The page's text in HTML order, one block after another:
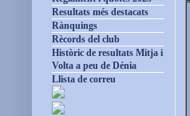
Resultats més destacats
Rànquings
Rècords del club
Històric de resultats Mitja i
Volta a peu de Dénia
Llista de correu